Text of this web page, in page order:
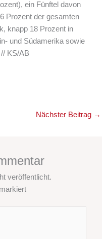
ein Fünftel davon
Prozent der gesamten
knapp 18 Prozent in
und Südamerika sowie
KS/AB
Nächster Beitrag →
veröffentlicht.
markiert